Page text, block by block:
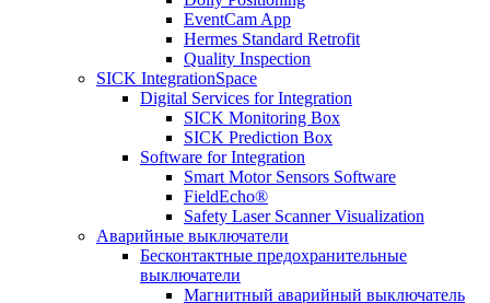
EventCam App
Hermes Standard Retrofit
Quality Inspection
SICK IntegrationSpace
Digital Services for Integration
SICK Monitoring Box
SICK Prediction Box
Software for Integration
Smart Motor Sensors Software
FieldEcho®
Safety Laser Scanner Visualization
Аварийные выключатели
Бесконтактные предохранительные
выключатели
Магнитный аварийный выключатель